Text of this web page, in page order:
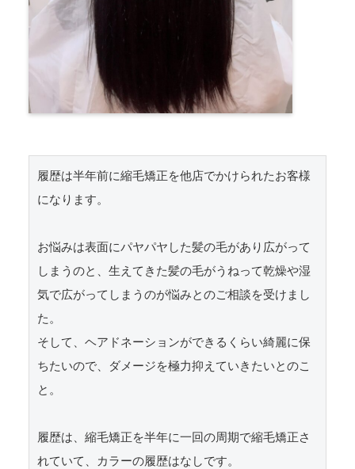
履歴は半年前に縮毛矯正を他店でかけられたお客様
になります。
お悩みは表面にパヤパヤした髪の毛があり広がって
しまうのと、生えてきた髪の毛がうねって乾燥や湿
気で広がってしまうのが悩みとのご相談を受けまし
た。
そして、ヘアドネーションができるくらい綺麗に保
ちたいので、ダメージを極力抑えていきたいとのこ
と。
履歴は、縮毛矯正を半年に一回の周期で縮毛矯正さ
れていて、カラーの履歴はなしです。